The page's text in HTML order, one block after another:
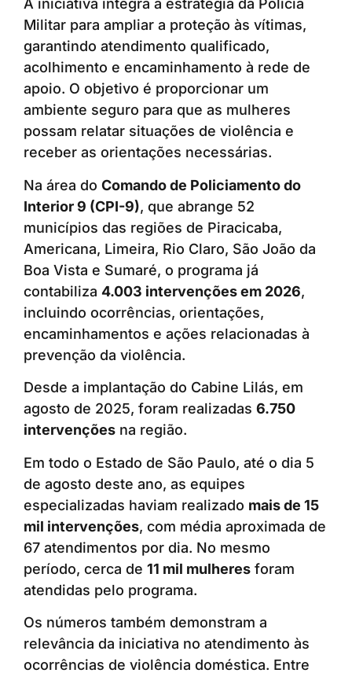
A iniciativa integra a estratégia da Polícia
Militar para ampliar a proteção às vítimas,
garantindo atendimento qualificado,
acolhimento e encaminhamento à rede de
apoio. O objetivo é proporcionar um
ambiente seguro para que as mulheres
possam relatar situações de violência e
receber as orientações necessárias.
Na área do Comando de Policiamento do
Interior 9 (CPI-9), que abrange 52
municípios das regiões de Piracicaba,
Americana, Limeira, Rio Claro, São João da
Boa Vista e Sumaré, o programa já
contabiliza 4.003 intervenções em 2026,
incluindo ocorrências, orientações,
encaminhamentos e ações relacionadas à
prevenção da violência.
Desde a implantação do Cabine Lilás, em
agosto de 2025, foram realizadas 6.750
intervenções na região.
Em todo o Estado de São Paulo, até o dia 5
de agosto deste ano, as equipes
especializadas haviam realizado mais de 15
mil intervenções, com média aproximada de
67 atendimentos por dia. No mesmo
período, cerca de 11 mil mulheres foram
atendidas pelo programa.
Os números também demonstram a
relevância da iniciativa no atendimento às
ocorrências de violência doméstica. Entre